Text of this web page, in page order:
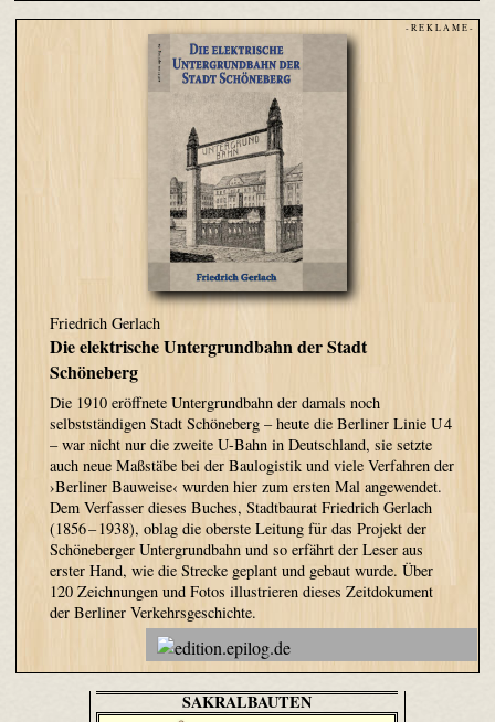
- R E K L A M E -
Friedrich Gerlach
Die elektrische Untergrundbahn der Stadt
Schöneberg
Die 1910 eröffnete Untergrundbahn der damals noch
selbstständigen Stadt Schöneberg – heute die Berliner Linie U 4
– war nicht nur die zweite U-Bahn in Deutschland, sie setzte
auch neue Maßstäbe bei der Baulogistik und viele Verfahren der
›Berliner Bauweise‹ wurden hier zum ersten Mal angewendet.
Dem Verfasser dieses Buches, Stadtbaurat Friedrich Gerlach
(1856 – 1938), oblag die oberste Leitung für das Projekt der
Schöneberger Untergrundbahn und so erfährt der Leser aus
erster Hand, wie die Strecke geplant und gebaut wurde. Über
120 Zeichnungen und Fotos illustrieren dieses Zeitdokument
der Berliner Verkehrsgeschichte.
SAKRALBAUTEN